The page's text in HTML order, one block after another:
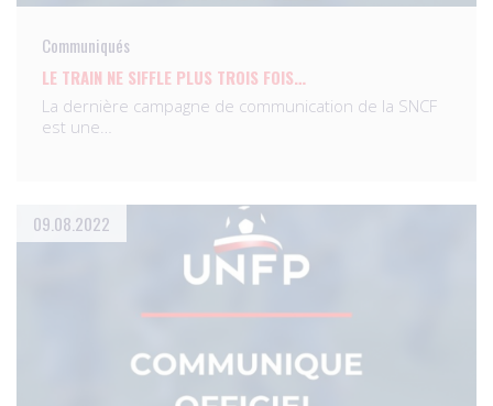
Communiqués
LE TRAIN NE SIFFLE PLUS TROIS FOIS…
La dernière campagne de communication de la SNCF
est une…
09.08.2022